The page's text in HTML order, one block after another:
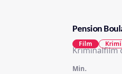
Pension
Kriminalfilm
Min.
Film Krimi